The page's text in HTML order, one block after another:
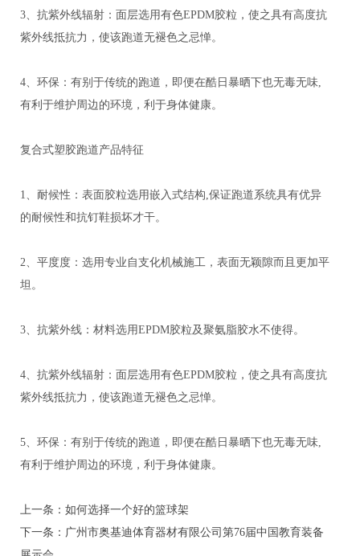
3、抗紫外线辐射：面层选用有色EPDM胶粒，使之具有高度抗
紫外线抵抗力，使该跑道无褪色之忌惮。
4、环保：有别于传统的跑道，即便在酷日暴晒下也无毒无味,
有利于维护周边的环境，利于身体健康。
复合式塑胶跑道产品特征
1、耐候性：表面胶粒选用嵌入式结构,保证跑道系统具有优异
的耐候性和抗钉鞋损坏才干。
2、平度度：选用专业自支化机械施工，表面无颖隙而且更加平
坦。
3、抗紫外线：材料选用EPDM胶粒及聚氨脂胶水不使得。
4、抗紫外线辐射：面层选用有色EPDM胶粒，使之具有高度抗
紫外线抵抗力，使该跑道无褪色之忌惮。
5、环保：有别于传统的跑道，即便在酷日暴晒下也无毒无味,
有利于维护周边的环境，利于身体健康。
上一条：如何选择一个好的篮球架
下一条：广州市奥基迪体育器材有限公司第76届中国教育装备